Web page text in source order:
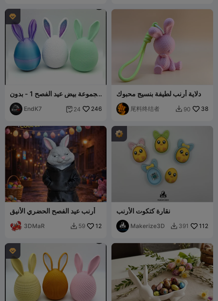

مجموعة بيض عيد الفصح 1 - بدون
دعامات - نظام الالتفاف والقفل
EndK7  24 246
دلاية أرنب لطيفة بنسيج محبوك
尾料终结者  90 38
أرنب عيد الفصح الحضري الأنيق
3DMaR  59 12
نقارة كتكوت الأرنب
Makerize3D  391 112
